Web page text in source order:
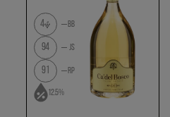
4 BB
94 JS
91 RP
12.5%